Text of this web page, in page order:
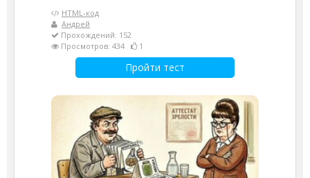
HTML-код
Андрей
Прохождений: 152
Просмотров: 434
1
Пройти тест